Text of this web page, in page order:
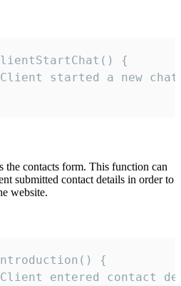
{
started a new
the contacts form. This function can
submitted contact details in order to
website.
{
entered contact